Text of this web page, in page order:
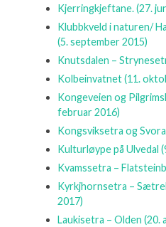
Kjerringkjeftane.(27.
Klubbkveld i naturen/
(5. september 2015)
Knutsdalen –
Kolbeinvatnet(11.
Kongeveien og
februar 2016)
Kongsviksetra og
Kulturløype på Ulvedal
Kvamssetra –
Kyrkjhornsetra –
2017)
Laukisetra – Olden(20.